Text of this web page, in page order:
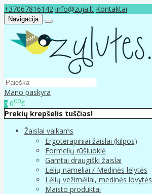
+37067816142 info@zuja.lt Kontaktai
Navigacija
Mano paskyra
0 000€
Prekių krepšelis tuščias!
Žaislai vaikams
Ergoterapiniai žaislai (kilpos)
Formelių rūšiuoklė
Gamtai draugiški žaislai
Lėlių nameliai / Medinės lėlytės
Lėlių vežimėliai, medinės lovytės
Maisto produktai